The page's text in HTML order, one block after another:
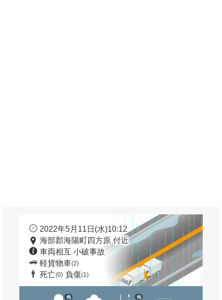
2022年5月11日(水)10:12
海部郡海陽町四方原 付近
車両相互 小破事故
軽貨物車(2)
死亡(0) 負傷(1)
他 他